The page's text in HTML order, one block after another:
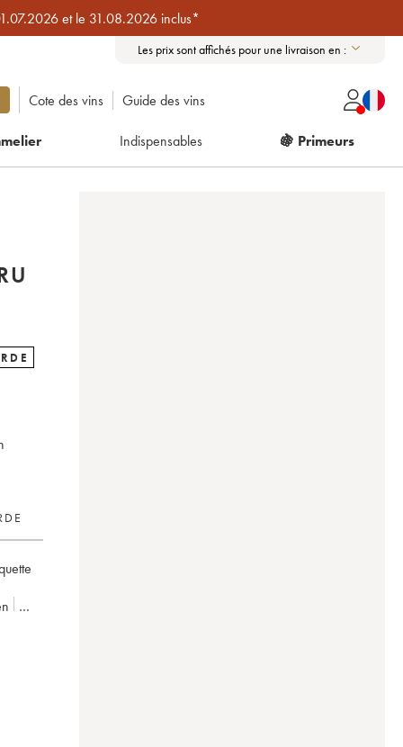
et le 31.08.2026 inclus*
Les prix sont affichés pour une livraison en :
Cote des vins Guide des vins
Indispensables 🍇 Primeurs